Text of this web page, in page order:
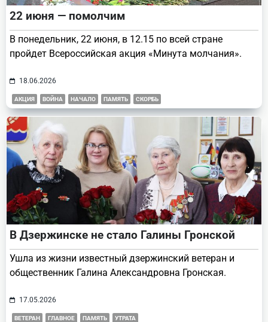
22 июня — помолчим
В понедельник, 22 июня, в 12.15 по всей стране
пройдет Всероссийская акция «Минута молчания».
18.06.2026
АКЦИЯ ВОЙНА НАЧАЛО ПАМЯТЬ СКОРБЬ
В Дзержинске не стало Галины Гронской
Ушла из жизни известный дзержинский ветеран и
общественник Галина Александровна Гронская.
17.05.2026
ВЕТЕРАН ГЛАВНОЕ ПАМЯТЬ УТРАТА